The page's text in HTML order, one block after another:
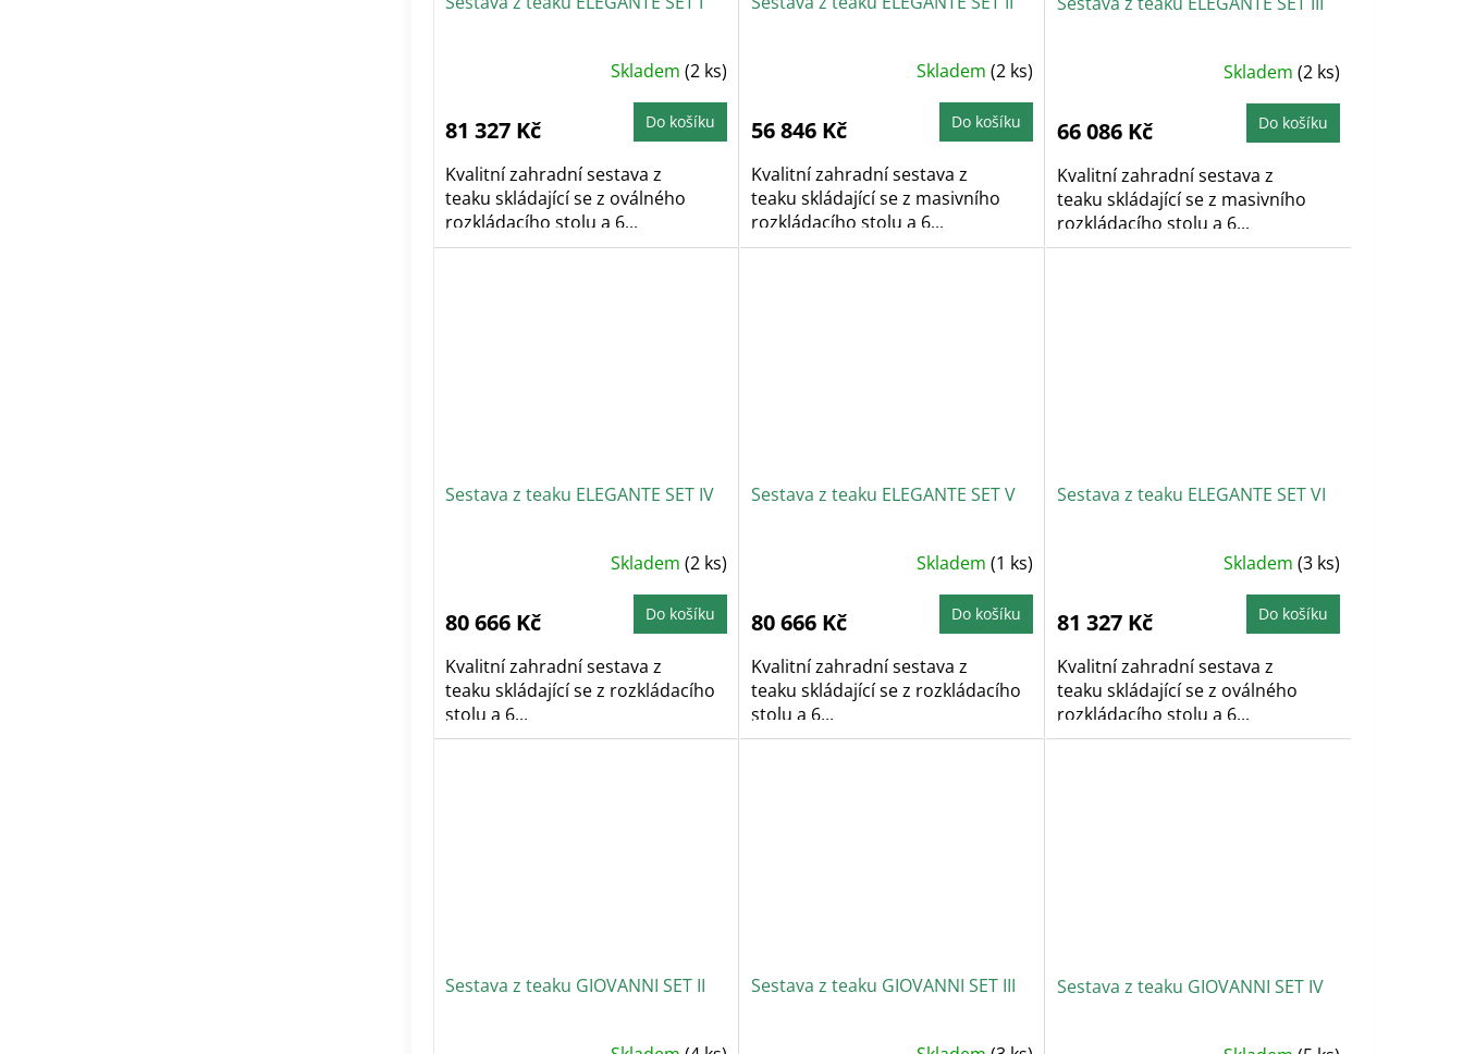
Skladem (2 ks)
81 327 Kč Do košíku
Kvalitní zahradní sestava z
teaku skládající se z oválného
rozkládacího stolu a 6...
Skladem (2 ks)
56 846 Kč Do košíku
Kvalitní zahradní sestava z
teaku skládající se z masivního
rozkládacího stolu a 6...
Skladem (2 ks)
66 086 Kč Do košíku
Kvalitní zahradní sestava z
teaku skládající se z masivního
rozkládacího stolu a 6...
Sestava z teaku ELEGANTE SET IV
Skladem (2 ks)
80 666 Kč Do košíku
Kvalitní zahradní sestava z
teaku skládající se z rozkládacího
stolu a 6...
Sestava z teaku ELEGANTE SET V
Skladem (1 ks)
80 666 Kč Do košíku
Kvalitní zahradní sestava z
teaku skládající se z rozkládacího
stolu a 6...
Sestava z teaku ELEGANTE SET VI
Skladem (3 ks)
81 327 Kč Do košíku
Kvalitní zahradní sestava z
teaku skládající se z oválného
rozkládacího stolu a 6...
Sestava z teaku GIOVANNI SET II Sestava z teaku GIOVANNI SET III Sestava z teaku GIOVANNI SET IV